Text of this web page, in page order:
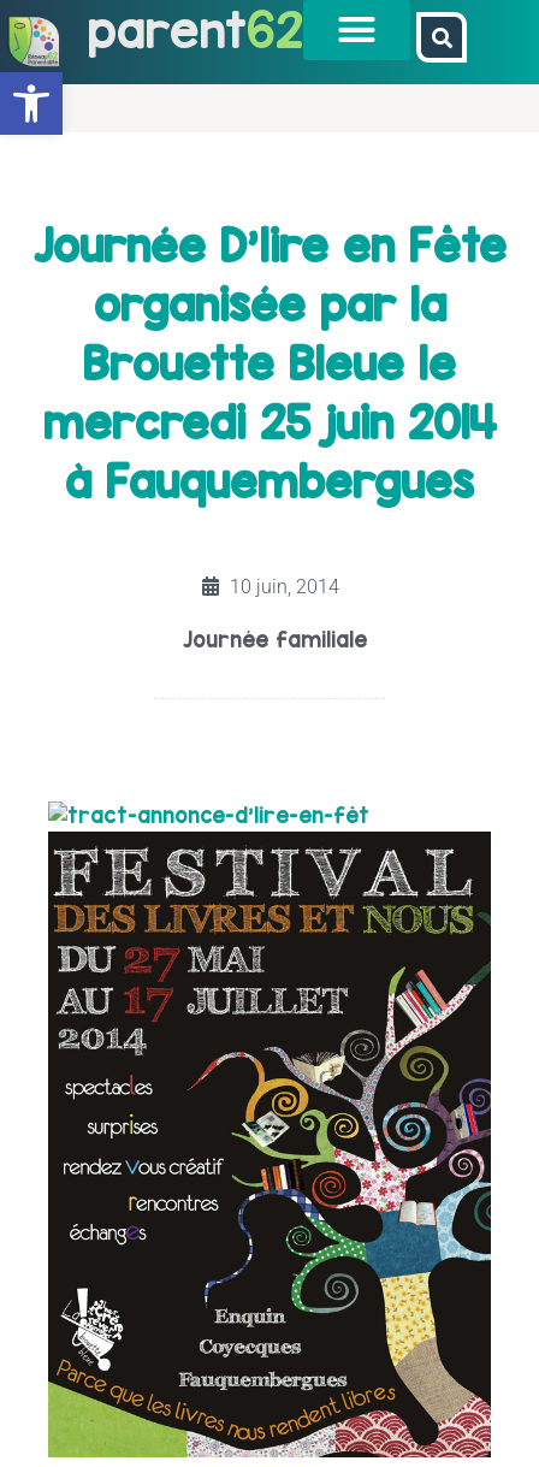
Ouvrir la barre d’outils
parent62
Journée D’lire en Fête
organisée par la
Brouette Bleue le
mercredi 25 juin 2014
à Fauquembergues
10 juin, 2014
Journée familiale